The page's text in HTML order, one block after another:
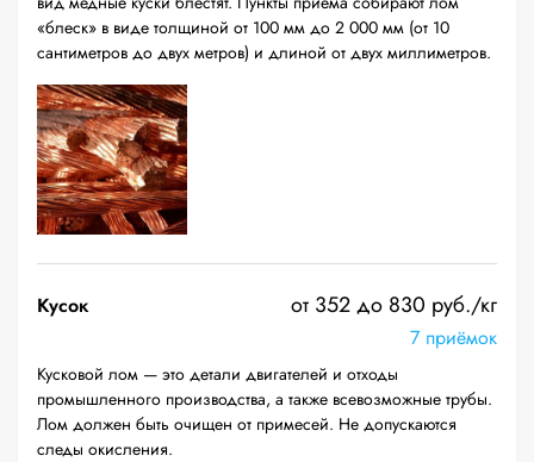
«блеск» в виде толщиной от 100 мм до 2 000 мм (от 10
сантиметров до двух метров) и длиной от двух миллиметров.
Кусок от 352 до 830 руб./кг
7 приёмок
Кусковой лом — это детали двигателей и отходы
промышленного производства, а также всевозможные трубы.
Лом должен быть очищен от примесей. Не допускаются
следы окисления.